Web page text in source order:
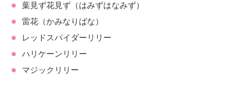
葉見ず花見ず（はみずはなみず）
雷花（かみなりばな）
レッドスパイダーリリー
ハリケーンリリー
マジックリリー